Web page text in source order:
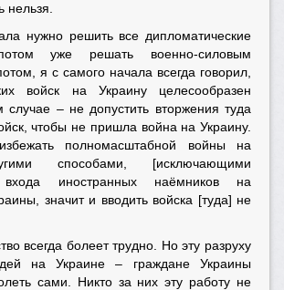
нельзя.
нужно решить все дипломатические
уже решать военно-силовым
я с самого начала всегда говорил,
войск на Украину целесообразен
случае – не допустить вторжения туда
чтобы не пришла война на Украину.
полномасштабной войны на
способами, [исключающими
входа иностранных наёмников на
значит и вводить войска [туда] не
всегда болеет трудно. Но эту разруху
на Украине – граждане Украины
сами. Никто за них эту работу не